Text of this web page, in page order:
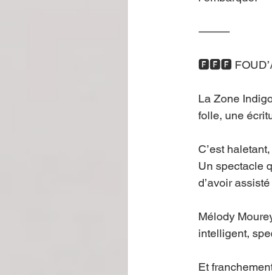
⸻
🅵🅵🅵
La Zone
folle, une
C’est
Un spectacle
d’avoir
Mélody
intelligent,
Et